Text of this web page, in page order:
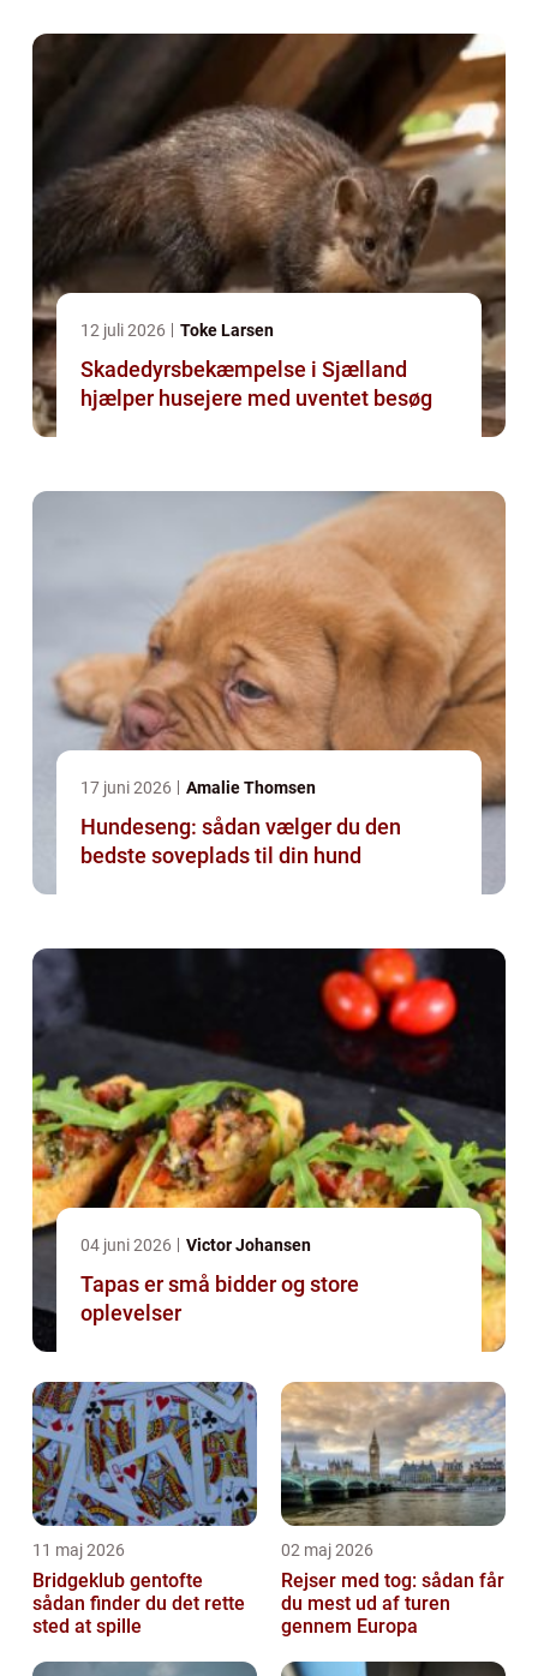
12 juli 2026 Toke Larsen
Skadedyrsbekæmpelse i Sjælland
hjælper husejere med uventet besøg
17 juni 2026 Amalie Thomsen
Hundeseng: sådan vælger du den
bedste soveplads til din hund
04 juni 2026 Victor Johansen
Tapas er små bidder og store
oplevelser
11 maj 2026
Bridgeklub gentofte
sådan finder du det rette
sted at spille
02 maj 2026
Rejser med tog: sådan får
du mest ud af turen
gennem Europa